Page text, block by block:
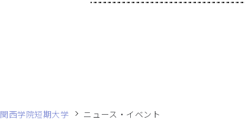
関西学院短期大学 ニュース・イベント